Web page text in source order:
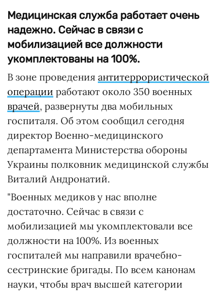
Медицинская служба работает очень
надежно. Сейчас в связи с
мобилизацией все должности
укомплектованы на 100%.
В зоне проведения антитеррористической
операции работают около 350 военных
врачей, развернуты два мобильных
госпиталя. Об этом сообщил сегодня
директор Военно-медицинского
департамента Министерства обороны
Украины полковник медицинской службы
Виталий Андронатий.
"Военных медиков у нас вполне
достаточно. Сейчас в связи с
мобилизацией мы укомплектовали все
должности на 100%. Из военных
госпиталей мы направили врачебно-
сестринские бригады. По всем канонам
науки, чтобы врач высшей категории